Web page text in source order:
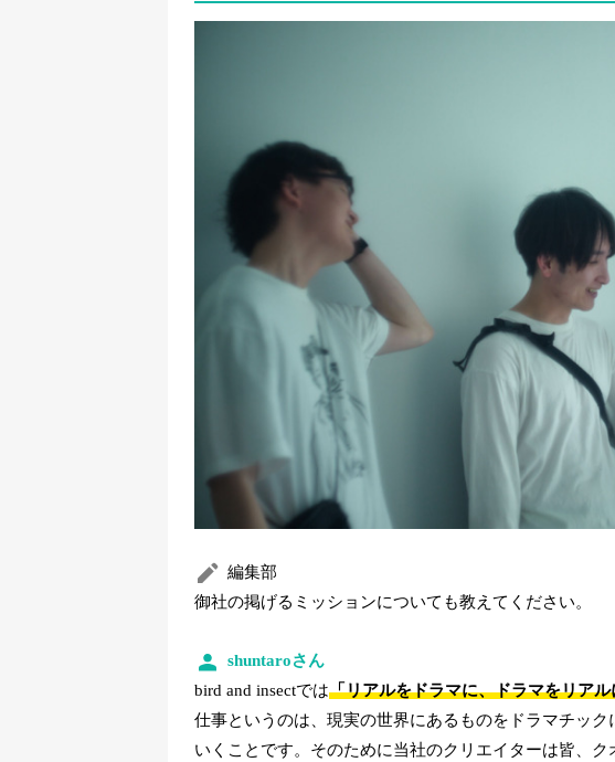
編集部
御社の掲げるミッションについても教えてください。
shuntaroさん
bird and insectでは「リアルをドラマに、ドラマをリア
仕事というのは、現実の世界にあるものをドラマチッ
いくことです。そのために当社のクリエイターは皆、